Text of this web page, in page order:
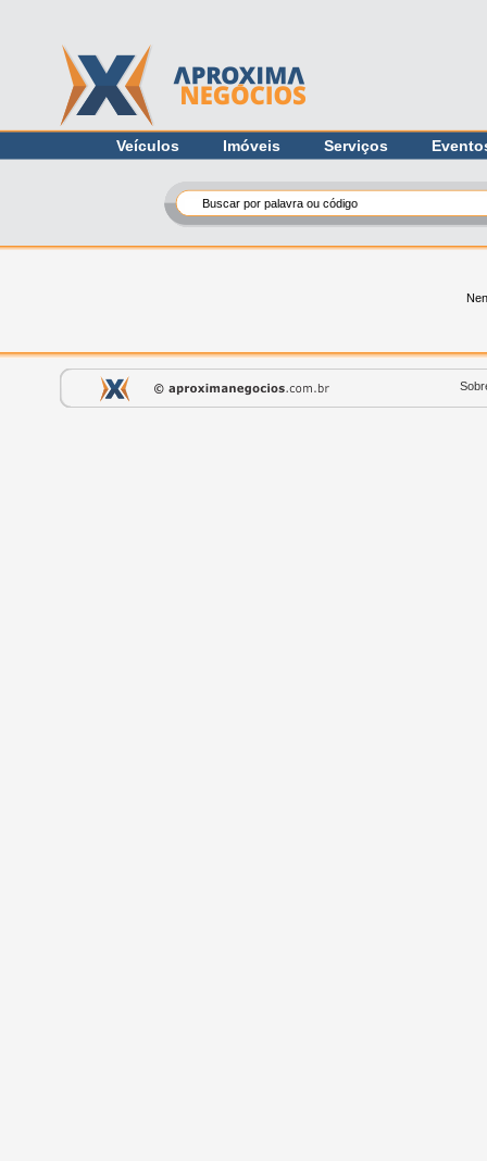
Veículos Imóveis Serviços